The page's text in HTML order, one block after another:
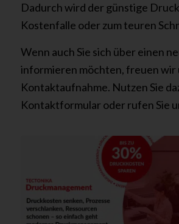
Dadurch wird der günstige
Kostenfalle oder zum teuren
Wenn auch Sie sich über einen
informieren möchten, freuen wir
Kontaktaufnahme. Nutzen Sie
Kontaktformular oder rufen Sie